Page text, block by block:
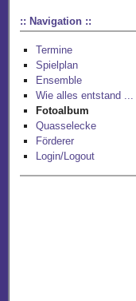
:: Navigation ::
Termine
Spielplan
Ensemble
Wie alles entstand ...
Fotoalbum
Quasselecke
Förderer
Login/Logout